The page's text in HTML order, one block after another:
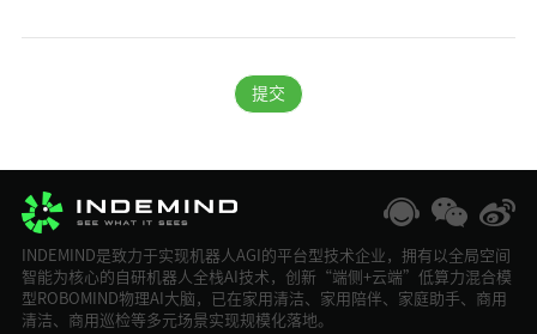
提交
INDEMIND是致力于实现机器人AGI的平台型技术企业，拥有以全局空间
智能为核心的自研机器人全栈AI技术，创新“端侧+云端”低算力混合模
型ROBOMIND物理AI大脑，已在家用清洁、家用陪伴、家庭助手、商用
清洁、商用巡检等多元场景实现规模化落地。